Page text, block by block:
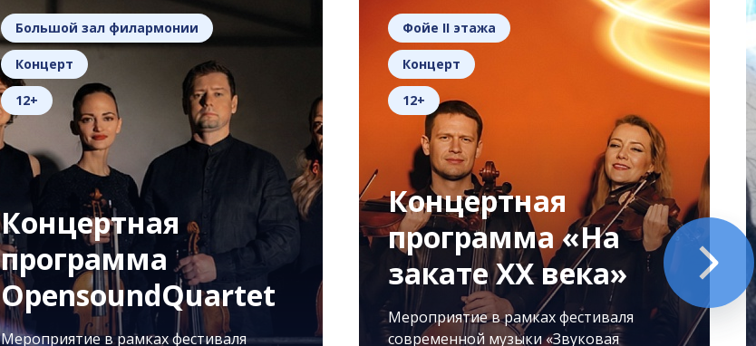
Большой зал филармонии
Концерт
12+
Концертная
программа
OpensoundQuartet
Мероприятие в рамках фестиваля
Фойе II этажа
Концерт
12+
Концертная
программа «На
закате XX века»
Мероприятие в рамках фестиваля
современной музыки «Звуковая